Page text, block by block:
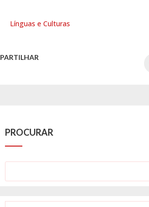
Línguas e Culturas
PARTILHAR
PROCURAR